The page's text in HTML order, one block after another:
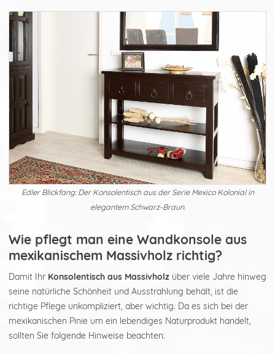
Edler Blickfang: Der Konsolentisch aus der Serie Mexico Kolonial in
elegantem Schwarz-Braun.
Wie pflegt man eine Wandkonsole aus
mexikanischem Massivholz richtig?
Damit Ihr Konsolentisch aus Massivholz über viele Jahre hinweg
seine natürliche Schönheit und Ausstrahlung behält, ist die
richtige Pflege unkompliziert, aber wichtig. Da es sich bei der
mexikanischen Pinie um ein lebendiges Naturprodukt handelt,
sollten Sie folgende Hinweise beachten: